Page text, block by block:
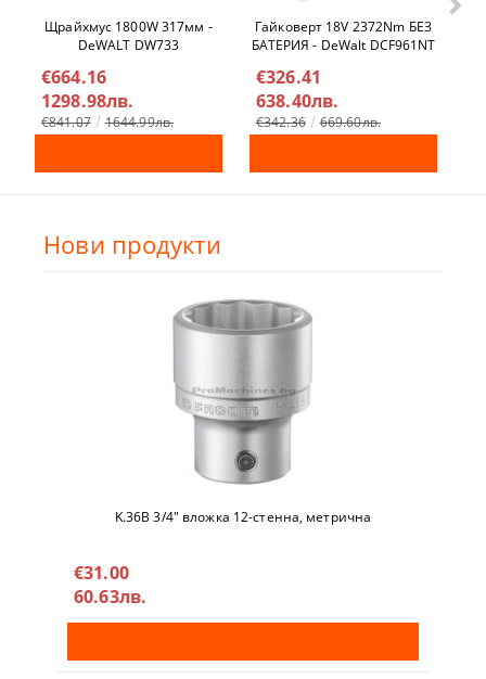
Щрайхмус 1800W 317мм -
DeWALT DW733
€664.16
1298.98лв.
€841.07 1644.99лв.
Гайковерт 18V 2372Nm БЕЗ
БАТЕРИЯ - DeWalt DCF961NT
€326.41
638.40лв.
€342.36 669.60лв.
Нови продукти
K.36B 3/4" вложкa 12-стeннa, метричнa
€31.00
60.63лв.